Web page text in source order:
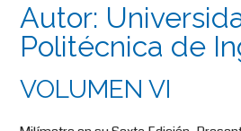
Autor:
Politécnica de
VOLUMEN VI